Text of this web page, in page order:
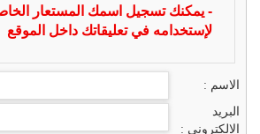
- يمكنك تسجيل اسمك المستعار
لإستخدامه في تعليقاتك داخل الموقع
الاسم :
البريد
الالكتروني :